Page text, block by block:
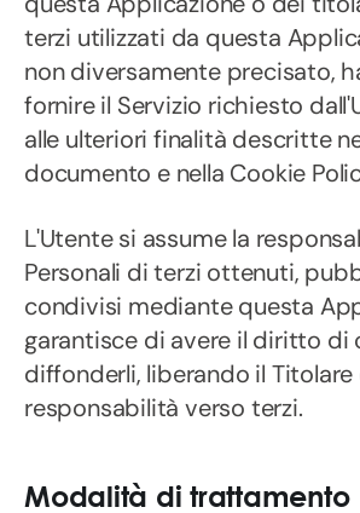
terzi utilizzati da questa
non diversamente precisato,
fornire il Servizio richiesto
alle ulteriori finalità descritte
documento e nella Cookie
L'Utente si assume la
Personali di terzi ottenuti,
condivisi mediante questa
garantisce di avere il diritto di
diffonderli, liberando il Titolare
responsabilità verso terzi.
Modalità di trattamento